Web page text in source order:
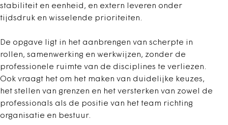
stabiliteit en eenheid, en extern leveren onder
tijdsdruk en wisselende prioriteiten.
De opgave ligt in het aanbrengen van scherpte in
rollen, samenwerking en werkwijzen, zonder de
professionele ruimte van de disciplines te verliezen.
Ook vraagt het om het maken van duidelijke keuzes,
het stellen van grenzen en het versterken van zowel de
professionals als de positie van het team richting
organisatie en bestuur.